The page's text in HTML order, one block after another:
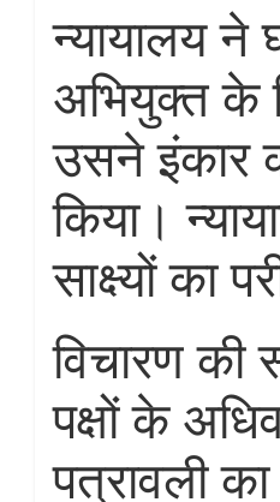
न्यायालय ने
अभियुक्त के
उसने इंकार
किया।
साक्ष्यों का
विचारण की
पक्षों के
पत्रावली